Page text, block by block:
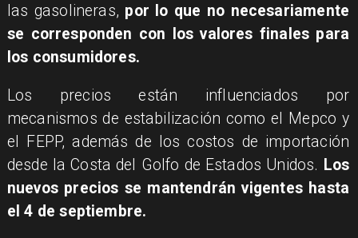
las gasolineras, por lo que no necesariamente
se corresponden con los valores finales para
los consumidores.
Los precios están influenciados por
mecanismos de estabilización como el Mepco y
el FEPP, además de los costos de importación
desde la Costa del Golfo de Estados Unidos. Los
nuevos precios se mantendrán vigentes hasta
el 4 de septiembre.